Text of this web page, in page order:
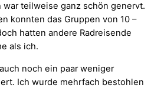
war teilweise ganz schön genervt.
konnten das Gruppen von 10 –
hatten andere Radreisende
als ich.
noch ein paar weniger
Ich wurde mehrfach bestohlen